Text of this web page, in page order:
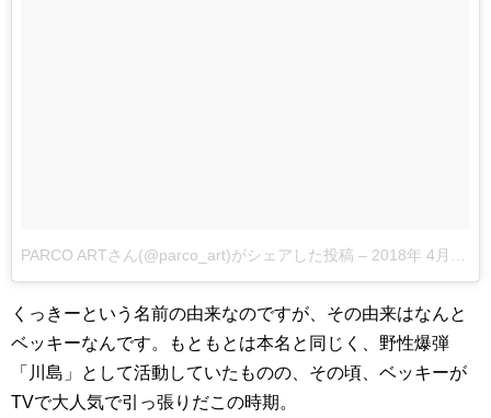
PARCO ARTさん(@parco_art)がシェアした投稿 – 2018年 4月月12日午後11時20分PDT
くっきーという名前の由来なのですが、その由来はなんと
ベッキーなんです。もともとは本名と同じく、野性爆弾
「川島」として活動していたものの、その頃、ベッキーが
TVで大人気で引っ張りだこの時期。